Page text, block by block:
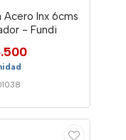
Acero Inx 6cms
- Fundi